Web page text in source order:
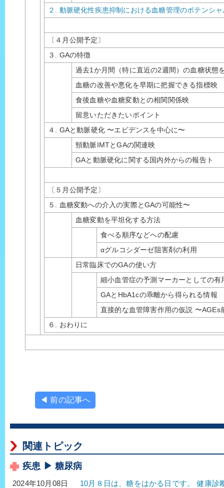
２. 動脈硬化性疾患抑制における血糖管理のポテンシャ
〔４月公開予定〕
３. GAの特徴
過去1か月間（特に直近の2週間）の血糖状態
血糖の改善や悪化を早期に把握できる指標映
食後血糖や血糖変動との相関関係映
留意いただきたいポイント
４. GAと動脈硬化 〜エビデンスを中心に〜
頸動脈IMTとGAの関連映
GAと動脈硬化に関する国内外からの報告ト
〔５月公開予定〕
５. 血糖変動への介入の実際とGAの可能性〜
血糖変動を平坦化する方法
食べる順序などへの配慮
αグルコシダーゼ阻害剤の利用
日常臨床でのGAの使い方
細小血管症の予測マーカーとしての有
GAとHbA1cの乖離から得られる情報
直接的な血管障害作用の仮説 〜AGEs
６. おわりに
◀ 前の記事へ
関連トピック
疾患 ▶ 糖尿病
2024年10月08日 10月８日は、糖をはかる日です。 健康